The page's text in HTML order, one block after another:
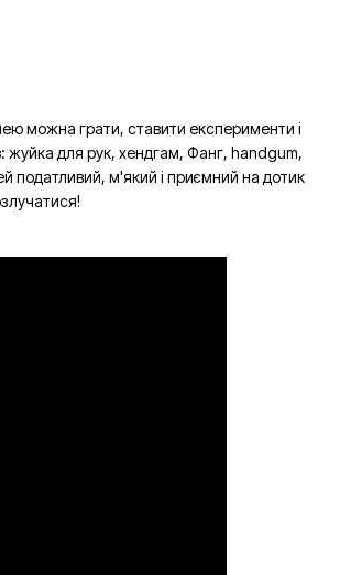
можна грати, ставити експерименти і
жуйка для рук, хендгам, Фанг, handgum,
податливий, м'який і приємний на дотик